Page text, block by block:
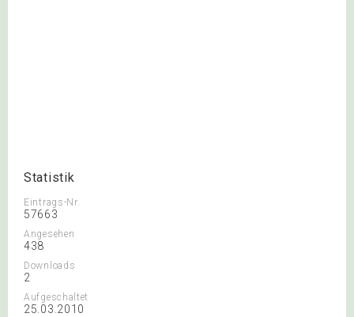
Statistik
Eintrags-Nr.
57663
Angesehen
438
Downloads
2
Aufgeschaltet
25.03.2010